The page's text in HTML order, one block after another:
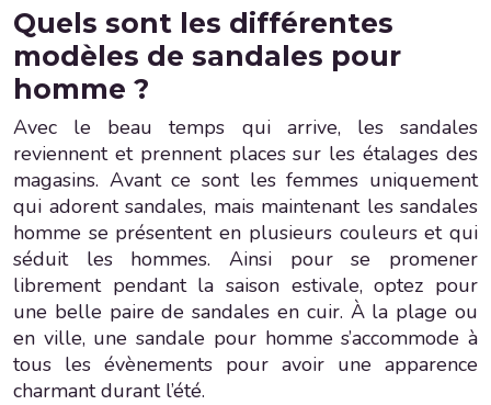
Quels sont les différentes
modèles de sandales pour
homme ?
Avec le beau temps qui arrive, les sandales
reviennent et prennent places sur les étalages des
magasins. Avant ce sont les femmes uniquement
qui adorent sandales, mais maintenant les sandales
homme se présentent en plusieurs couleurs et qui
séduit les hommes. Ainsi pour se promener
librement pendant la saison estivale, optez pour
une belle paire de sandales en cuir. À la plage ou
en ville, une sandale pour homme s’accommode à
tous les évènements pour avoir une apparence
charmant durant l’été.